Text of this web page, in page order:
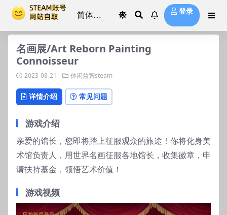
登录
名画展/Art Reborn Painting
Connoisseur
2023-08-21 休闲益智steam
详情介绍 常见问题
游戏介绍
亲爱的馆长，您即将踏上征服观众的旅途！你将化身美
术馆负责人，用世界名画征服各地馆长，收集徽章，申
请扶持基金，领悟艺术价值！
游戏视频